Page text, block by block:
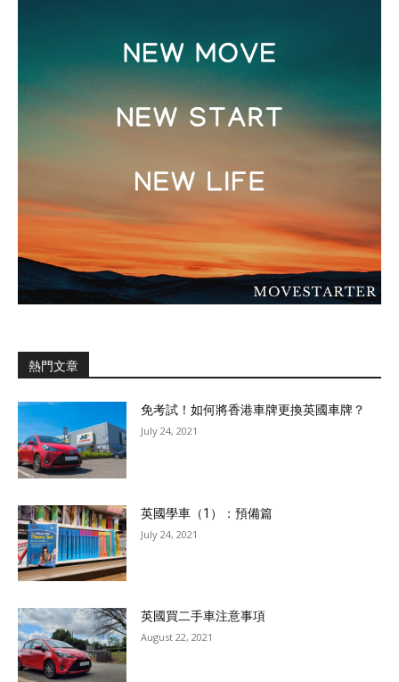
熱門文章
免考試！如何將香港車牌更換英國車牌？
July 24, 2021
英國學車（1）：預備篇
July 24, 2021
英國買二手車注意事項
August 22, 2021